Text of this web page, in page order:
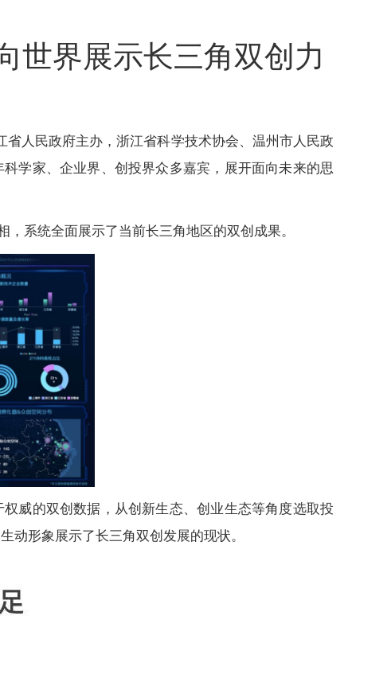
世界展示长三角双创力
人民政府主办，浙江省科学技术协会、温州市人民政
学家、企业界、创投界众多嘉宾，展开面向未来的思
系统全面展示了当前长三角地区的双创成果。
威的双创数据，从创新生态、创业生态等角度选取投
动形象展示了长三角双创发展的现状。